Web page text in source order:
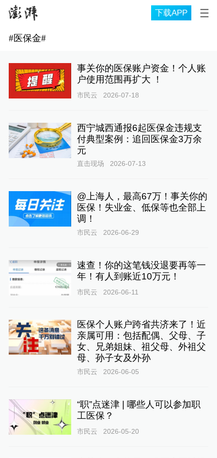
下载APP
#医保金#
事关你的医保账户资金！个人账
户使用范围再扩大 ！
市民云 2026-07-18
西宁城西通报6起医保金违规支
付典型案例：追回医保金3万余
元
直击现场 2026-07-13
@上海人，最高67万！事关你的
医保！失业金、低保等也全部上
调！
市民云 2026-06-29
速查！你的这笔钱没退要再等一
年！有人到账近10万元！
市民云 2026-06-11
医保个人账户跨省共济来了！近
亲属可用：包括配偶、父母、子
女、兄弟姐妹、祖父母、外祖父
母、孙子女及外孙
市民云 2026-06-05
“职”点迷津 | 哪些人可以参加职
工医保？
市民云 2026-05-20